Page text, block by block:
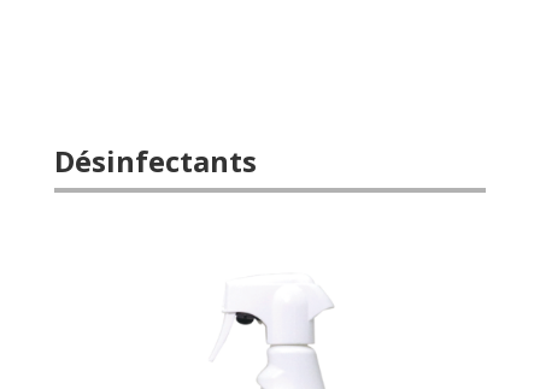
Désinfectants